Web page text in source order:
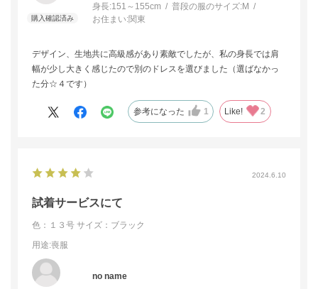
身長:151～155cm 普段の服のサイズ:M
お住まい:関東
デザイン、生地共に高級感があり素敵でしたが、私の身長では肩
幅が少し大きく感じたので別のドレスを選びました（選ばなかっ
た分☆４です）
参考になった 1 Like! 2
2024.6.10
試着サービスにて
色：１３号 サイズ：ブラック
用途:喪服
no name